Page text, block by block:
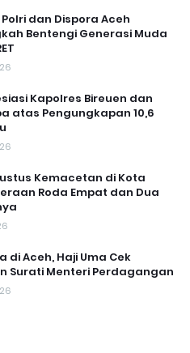
dan Dispora Aceh
Bentengi Generasi Muda
Kapolres Bireuen dan
atas Pengungkapan 10,6
Kemacetan di Kota
Roda Empat dan Dua
di Aceh, Haji Uma Cek
Surati Menteri Perdagangan